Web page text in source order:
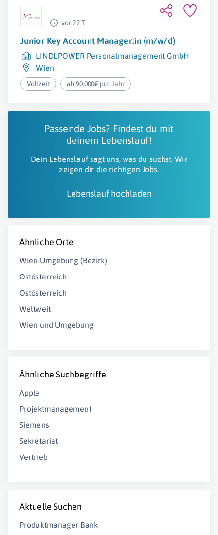
vor 22 T
Junior Key Account Manager:in (m/w/d)
LINDLPOWER Personalmanagement GmbH
Wien
Vollzeit ab 90.000€ pro Jahr
Passende Jobs? Findest du mit
deinem Lebenslauf!
Dein Lebenslauf sagt uns, was du suchst. Wir
zeigen dir die richtigen Jobs.
Lebenslauf hochladen
Ähnliche Orte
Wien Umgebung (Bezirk)
Ostösterreich
Ostösterreich
Weltweit
Wien und Umgebung
Ähnliche Suchbegriffe
Apple
Projektmanagement
Siemens
Sekretariat
Vertrieb
Aktuelle Suchen
Produktmanager Bank